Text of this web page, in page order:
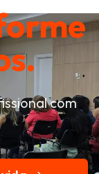
com